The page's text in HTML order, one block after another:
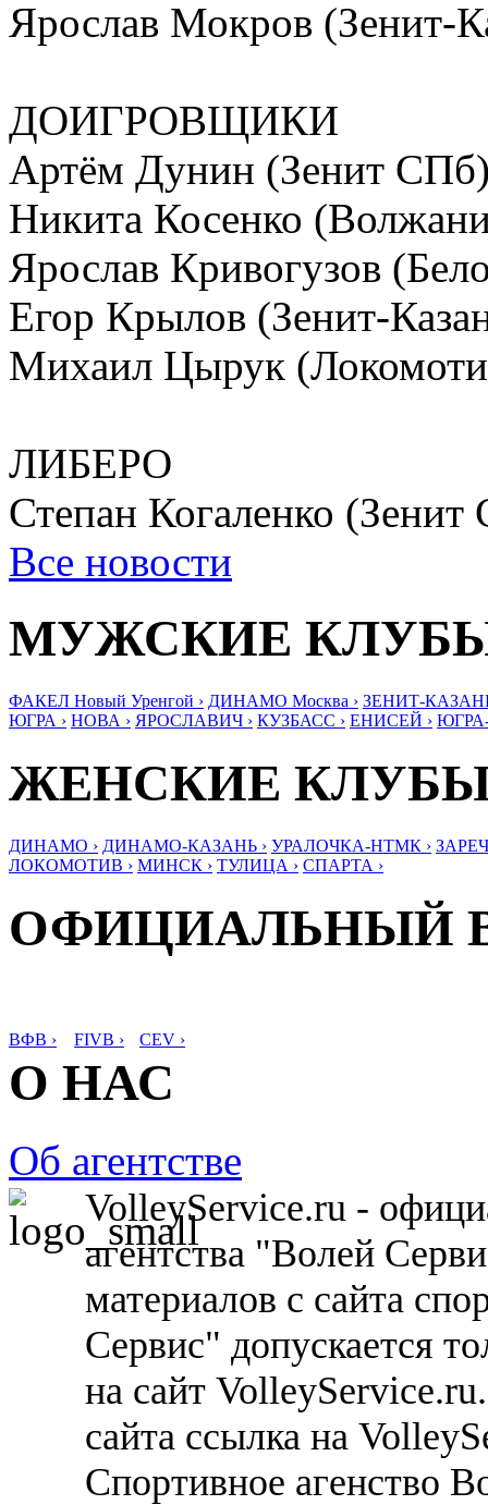
Ярослав Мокров (Зенит-
ДОИГРОВЩИКИ
Артём Дунин (Зенит
Никита Косенко
Ярослав Кривогузов
Егор Крылов (Зенит-
Михаил Цырук
ЛИБЕРО
Степан Когаленко
Все новости
МУЖСКИЕ
ФАКЕЛ Новый Уренгой › ДИНАМО Москва › ЗЕНИТ-
ЮГРА › НОВА › ЯРОСЛАВИЧ › КУЗБАСС › ЕНИСЕЙ ›
ЖЕНСКИЕ
ДИНАМО › ДИНАМО-КАЗАНЬ › УРАЛОЧКА-НТМК ›
ЛОКОМОТИВ › МИНСК › ТУЛИЦА › СПАРТА ›
ОФИЦИАЛЬНЫЙ
ВФВ › FIVB › CEV ›
О НАС
Об агентстве
VolleyService.ru -
агентства "Волей
материалов с сайта
Сервис" допускается
на сайт
сайта ссылка на
Спортивное агенство